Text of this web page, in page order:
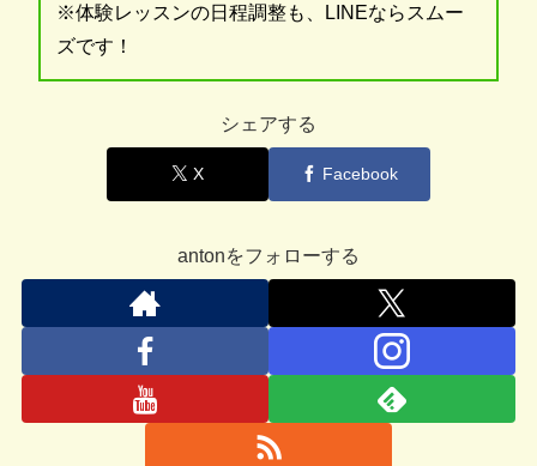
※体験レッスンの日程調整も、LINEならスムー
ズです！
シェアする
X Facebook
antonをフォローする